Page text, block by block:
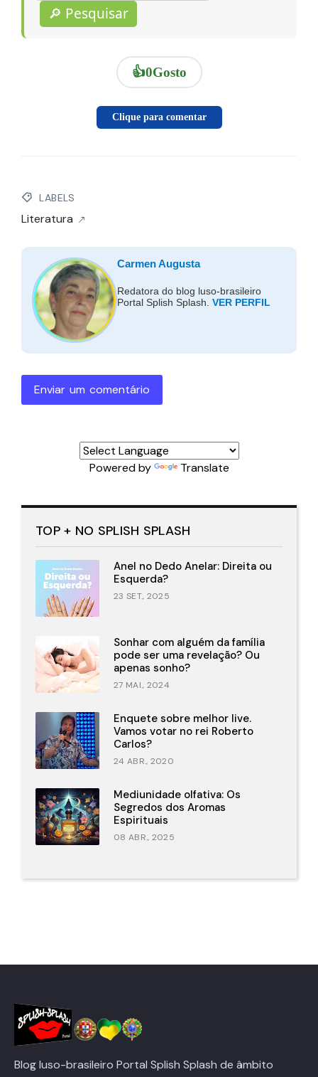
🔎 Pesquisar
👍0Gosto
Clique para comentar
LABELS
Literatura
Carmen Augusta
Redatora do blog luso-brasileiro
Portal Splish Splash. VER PERFIL
Enviar um comentário
Powered by Translate
TOP + NO SPLISH SPLASH
Anel no Dedo Anelar: Direita ou
Esquerda?
23 SET., 2025
Sonhar com alguém da família
pode ser uma revelação? Ou
apenas sonho?
27 MAI., 2024
Enquete sobre melhor live.
Vamos votar no rei Roberto
Carlos?
24 ABR., 2020
Mediunidade olfativa: Os
Segredos dos Aromas
Espirituais
08 ABR., 2025
Blog luso-brasileiro Portal Splish Splash de âmbito